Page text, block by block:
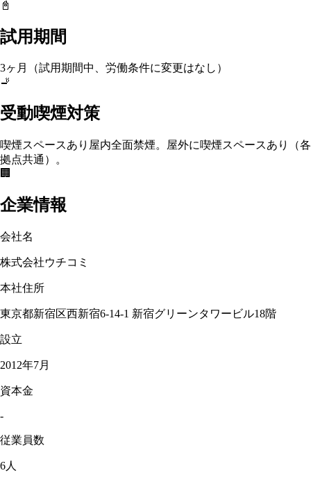
📓
試用期間
3ヶ月（試用期間中、労働条件に変更はなし）
🚬
受動喫煙対策
喫煙スペースあり 屋内全面禁煙。屋外に喫煙スペースあり（各
拠点共通）。
🏢
企業情報
会社名
株式会社ウチコミ
本社住所
東京都新宿区西新宿6-14-1 新宿グリーンタワービル18階
設立
2012年7月
資本金
-
従業員数
6人